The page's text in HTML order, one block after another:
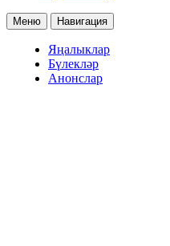
Меню Навигация
Яңалыклар
Бүлекләр
Анонслар